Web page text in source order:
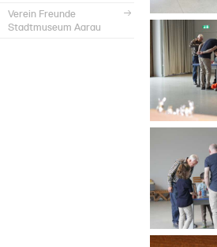
Verein Freunde
Stadtmuseum Aarau